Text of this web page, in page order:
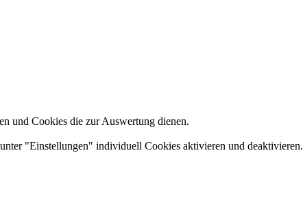
und Cookies die zur Auswertung dienen.
"Einstellungen" individuell Cookies aktivieren und deaktivieren.